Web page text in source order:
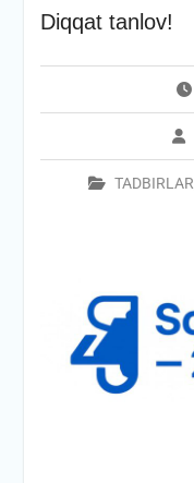
Diqqat tanlov!
TADBIRLAR